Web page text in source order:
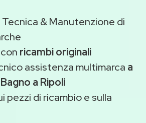
& Manutenzione di
ricambi originali
assistenza multimarca a
a Ripoli
pezzi di ricambio e sulla